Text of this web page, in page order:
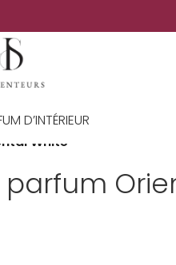
D’INTÉRIEUR
/ Brûleurs fondants
White